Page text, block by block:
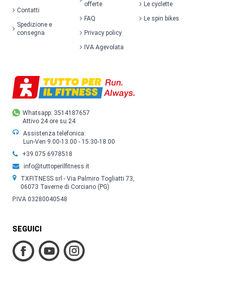
Whatsapp: 3514187657
Attivo 24 ore su 24
Assistenza telefonica:
Lun-Ven 9.00-13.00 - 15.30-18.00
+39 075 6978518
info@tuttoperilfitness.it
TXFITNESS srl - Via Palmiro Togliatti 73,
06073 Taverne di Corciano (PG)
P.IVA 03280040548
SEGUICI
Contatti
Spedizione e
consegna
offerte
FAQ
Privacy policy
IVA Agevolata
Le cyclette
Le spin bikes